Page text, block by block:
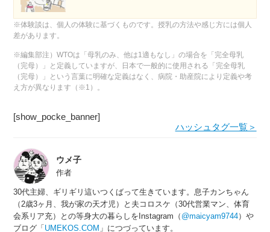
※体験談は、個人の体験に基づくものです。授乳の方法や感じ方には個人
差があります。
※編集部注）WTOは「母乳のみ、他は1適もなし」の場合を「完全母乳
（完母）」と定義していますが、日本で一般的に使用される「完全母乳
（完母）」という言葉に明確な定義はなく、病院・助産院により定義や考
え方が異なります（※1）。
[show_pocke_banner]
ハッシュタグ一覧＞
ウメ子
作者
30代主婦、ギリギリ這いつくばって生きています。息子カンちゃん
（2歳3ヶ月、我が家の天才児）と夫コロスケ（30代営業マン、体育
会系リア充）との等身大の暮らしをInstagram（ @maicyam9744）や
ブログ「 UMEKOS.COM 」につづっています。